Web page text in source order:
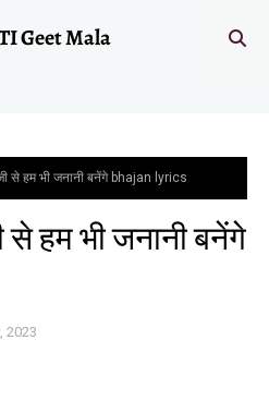
Geet Mala
से हम भी जनानी बनेंगे bhajan lyrics
से हम भी जनानी बनेंगे
2023